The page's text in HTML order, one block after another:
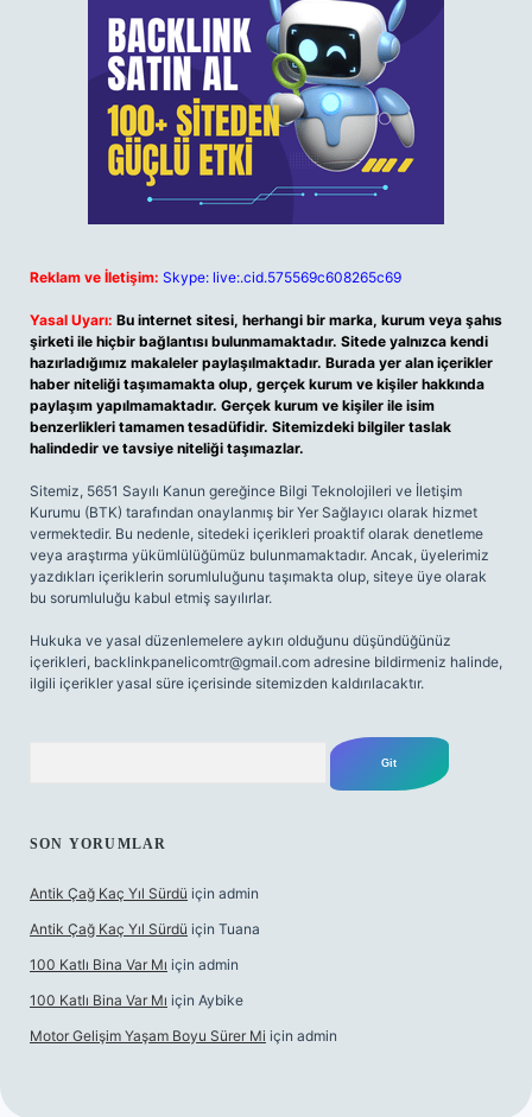
Reklam ve İletişim: Skype: live:.cid.575569c608265c69
Yasal Uyarı: Bu internet sitesi, herhangi bir marka, kurum veya şahıs
şirketi ile hiçbir bağlantısı bulunmamaktadır. Sitede yalnızca kendi
hazırladığımız makaleler paylaşılmaktadır. Burada yer alan içerikler
haber niteliği taşımamakta olup, gerçek kurum ve kişiler hakkında
paylaşım yapılmamaktadır. Gerçek kurum ve kişiler ile isim
benzerlikleri tamamen tesadüfidir. Sitemizdeki bilgiler taslak
halindedir ve tavsiye niteliği taşımazlar.
Sitemiz, 5651 Sayılı Kanun gereğince Bilgi Teknolojileri ve İletişim
Kurumu (BTK) tarafından onaylanmış bir Yer Sağlayıcı olarak hizmet
vermektedir. Bu nedenle, sitedeki içerikleri proaktif olarak denetleme
veya araştırma yükümlülüğümüz bulunmamaktadır. Ancak, üyelerimiz
yazdıkları içeriklerin sorumluluğunu taşımakta olup, siteye üye olarak
bu sorumluluğu kabul etmiş sayılırlar.
Hukuka ve yasal düzenlemelere aykırı olduğunu düşündüğünüz
içerikleri, backlinkpanelicomtr@gmail.com adresine bildirmeniz halinde,
ilgili içerikler yasal süre içerisinde sitemizden kaldırılacaktır.
SON YORUMLAR
Antik Çağ Kaç Yıl Sürdü için admin
Antik Çağ Kaç Yıl Sürdü için Tuana
100 Katlı Bina Var Mı için admin
100 Katlı Bina Var Mı için Aybike
Motor Gelişim Yaşam Boyu Sürer Mi için admin